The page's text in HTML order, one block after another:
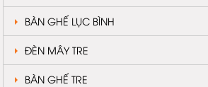
BÀN GHẾ LỤC BÌNH
ĐÈN MÂY TRE
BÀN GHẾ TRE